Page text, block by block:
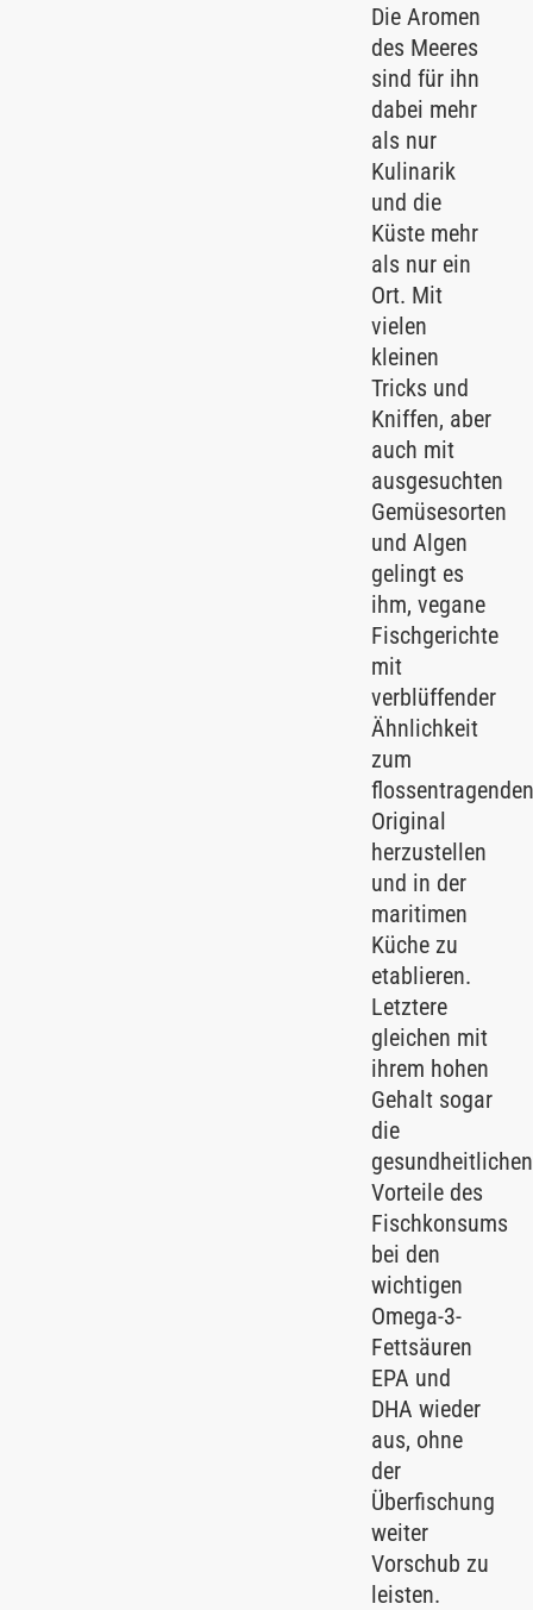
Die Aromen
des Meeres
sind für ihn
dabei mehr
als nur
Kulinarik
und die
Küste mehr
als nur ein
Ort. Mit
vielen
kleinen
Tricks und
Kniffen, aber
auch mit
ausgesuchten
Gemüsesorten
und Algen
gelingt es
ihm, vegane
Fischgerichte
mit
verblüffender
Ähnlichkeit
zum
Original
herzustellen
und in der
maritimen
Küche zu
etablieren.
Letztere
gleichen mit
ihrem hohen
Gehalt sogar
die
gesundheitlichen
Vorteile des
Fischkonsums
bei den
wichtigen
Omega-3-
Fettsäuren
EPA und
DHA wieder
aus, ohne
der
Überfischung
weiter
Vorschub zu
leisten.